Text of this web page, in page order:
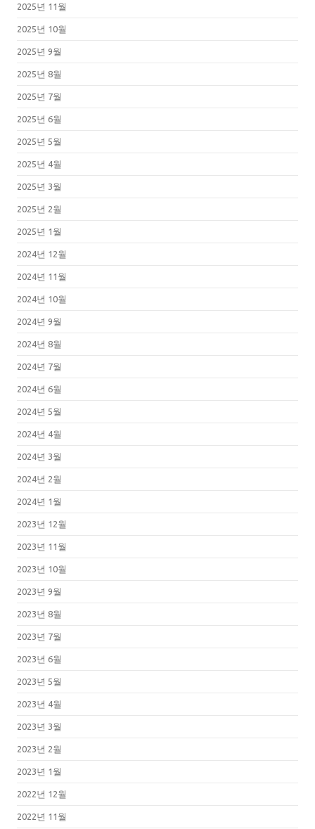
2025년 11월
2025년 10월
2025년 9월
2025년 8월
2025년 7월
2025년 6월
2025년 5월
2025년 4월
2025년 3월
2025년 2월
2025년 1월
2024년 12월
2024년 11월
2024년 10월
2024년 9월
2024년 8월
2024년 7월
2024년 6월
2024년 5월
2024년 4월
2024년 3월
2024년 2월
2024년 1월
2023년 12월
2023년 11월
2023년 10월
2023년 9월
2023년 8월
2023년 7월
2023년 6월
2023년 5월
2023년 4월
2023년 3월
2023년 2월
2023년 1월
2022년 12월
2022년 11월